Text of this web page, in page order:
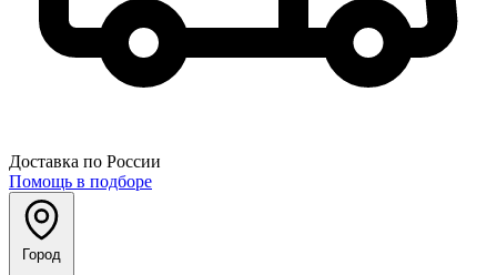
Доставка по России
Помощь в подборе
Город